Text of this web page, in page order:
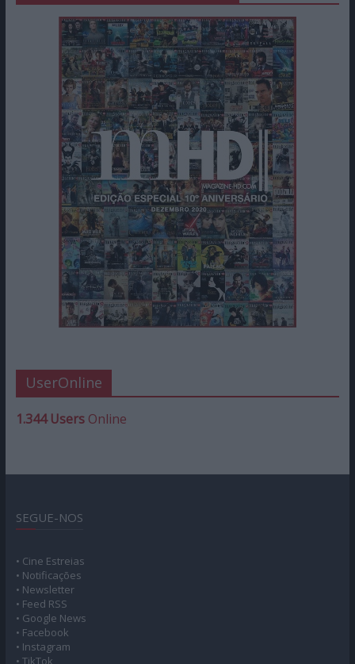
UserOnline
1.344 UsersOnline
SEGUE-NOS
• Cine Estreias
• Notificações
• Newsletter
• Feed RSS
• Google News
• Facebook
• Instagram
• TikTok